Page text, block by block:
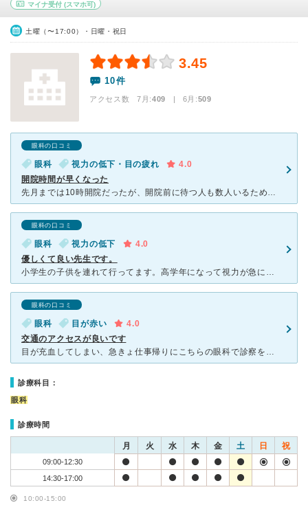
マイナ受付 (スマホ可)
土曜（〜17:00）・日曜・祝日
3.45
10件
アクセス数 7月:409 | 6月:509
眼科の口コミ
眼科 視力の低下・目の疲れ
4.0
開院時間が早くなった
先月までは10時開院だったが、開院前に待つ人も数人いるためか9時開院に変更されました。 21日に9時半ごろ到着すると、一人も患者がいないのですぐ診察になりました。来月は視野検査の予定ということを看護
眼科の口コミ
眼科 視力の低下
4.0
優しくて良い先生です。
小学生の子供を連れて行ってます。高学年になって視力が急に落ちたので、経過観察で定期的に通っています。検査はじっくり丁寧で、特に視力検査は納得が行くまで何度でもやってくれますし、細かい相談にものってもら
眼科の口コミ
眼科 目が赤い
4.0
交通のアクセスが良いです
目が充血してしまい、急きょ仕事帰りにこちらの眼科で診察をして頂きました。 千葉駅の直ぐ近くにある、センシティタワーの４階にあります。交通のアクセスが良く、更に日曜・祝日も診察をしてくださるのでとても
診療科目：
眼科
診療時間
月 火 水 木 金 土 日 祝
09:00-12:30
14:30-17:00
10:00-15:00